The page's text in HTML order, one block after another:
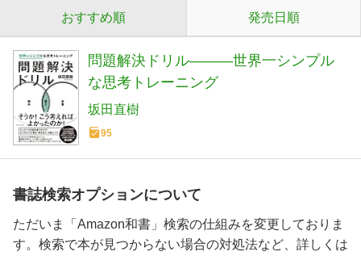
おすすめ順 発売日順
問題解決ドリル―――世界一シンプル
な思考トレーニング
坂田直樹
95
書誌検索オプションについて
ただいま「Amazon和書」検索の仕組みを変更しておりま
す。検索で本が見つからない場合の対処法など、詳しくは